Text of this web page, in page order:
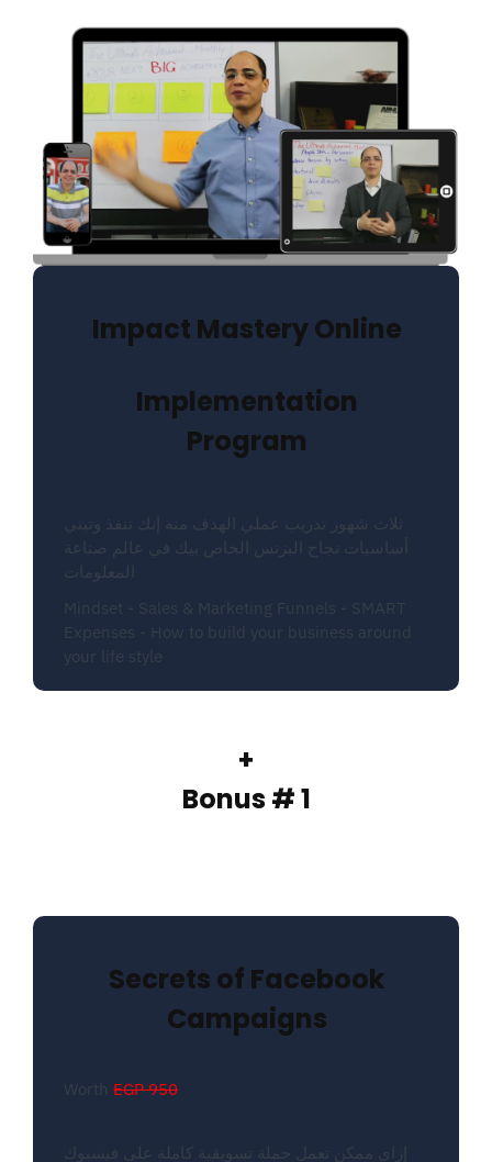
Impact Mastery Online
Implementation
Program
ثلاث شهور تدريب عملي الهدف منه إنك تنفذ وتبني
أساسيات نجاح البزنس الخاص بيك في عالم صناعة
المعلومات
Mindset - Sales & Marketing Funnels - SMART
Expenses - How to build your business around
your life style
+
Bonus # 1
Secrets of Facebook
Campaigns
WorthEGP 950
إزاي ممكن تعمل حملة تسويقية كاملة على فيسبوك